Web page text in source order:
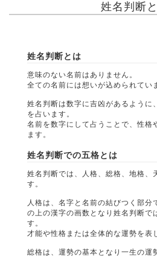
姓名判断
姓名判断とは
意味のない名前はありません。
全ての名前には想いが込められてい
姓名判断は数字に吉凶があるように
を占います。
名前を数字にして占うことで、性格
ます。
姓名判断での五格とは
姓名判断では、人格、総格、地格、
す。
人格は、名字と名前の結びつく部分
の上の漢字の画数となり姓名判断で
す。
才能や性格または全体的な運勢を表
総格は、運勢の基本となり一生の運